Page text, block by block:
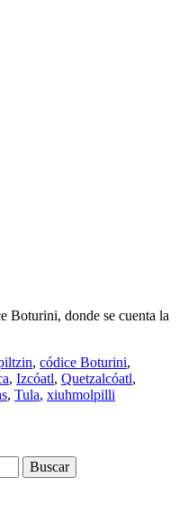
Boturini, donde se cuenta la
, códice Boturini,
, Izcóatl, Quetzalcóatl,
, Tula, xiuhmolpilli